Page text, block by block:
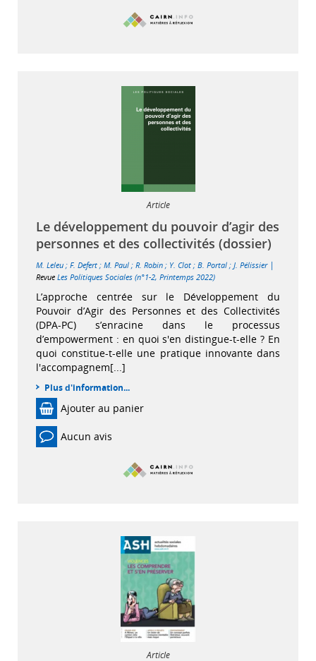
Article
Le développement du pouvoir d’agir des
personnes et des collectivités (dossier)
M. Leleu ; F. Defert ; M. Paul ; R. Robin ; Y. Clot ; B. Portal ; J. Pélissier |
Revue Les Politiques Sociales (n°1-2, Printemps 2022)
L’approche centrée sur le Développement du
Pouvoir d’Agir des Personnes et des Collectivités
(DPA-PC) s’enracine dans le processus
d’empowerment : en quoi s'en distingue-t-elle ? En
quoi constitue-t-elle une pratique innovante dans
l'accompagnem[...]
Plus d'information...
Ajouter au panier
Aucun avis
Article